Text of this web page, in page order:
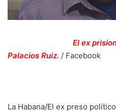
El ex
Palacios Ruiz. / Facebook
La Habana/El ex preso